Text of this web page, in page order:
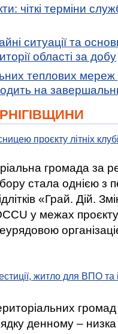
чіткі терміни
ситуації та
області за добу
теплових мереж
на
проєкту літніх
громада за
стала однією
«Грай. Дій.
у межах
житло для ВПО
громад
денному –